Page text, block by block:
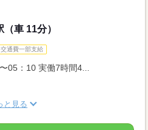
車 11分）
交通費一部支給
05：10 実働7時間4...
と見る